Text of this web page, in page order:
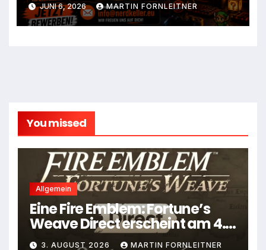
JUNI 6, 2026 MARTIN FORNLEITNER
You missed
Allgemein
Eine Fire Emblem: Fortune’s
Weave Direct erscheint am 4.
August
3. AUGUST 2026 MARTIN FORNLEITNER